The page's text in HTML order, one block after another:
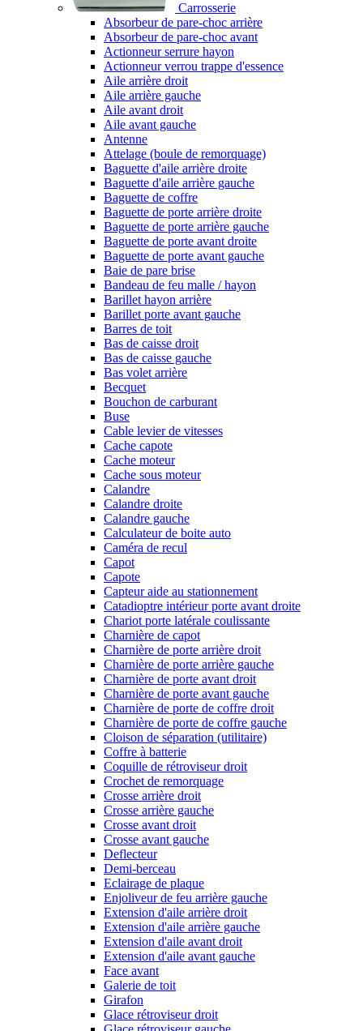
Carrosserie
Absorbeur de pare-choc arrière
Absorbeur de pare-choc avant
Actionneur serrure hayon
Actionneur verrou trappe d'essence
Aile arrière droit
Aile arrière gauche
Aile avant droit
Aile avant gauche
Antenne
Attelage (boule de remorquage)
Baguette d'aile arrière droite
Baguette d'aile arrière gauche
Baguette de coffre
Baguette de porte arrière droite
Baguette de porte arrière gauche
Baguette de porte avant droite
Baguette de porte avant gauche
Baie de pare brise
Bandeau de feu malle / hayon
Barillet hayon arrière
Barillet porte avant gauche
Barres de toit
Bas de caisse droit
Bas de caisse gauche
Bas volet arrière
Becquet
Bouchon de carburant
Buse
Cable levier de vitesses
Cache capote
Cache moteur
Cache sous moteur
Calandre
Calandre droite
Calandre gauche
Calculateur de boite auto
Caméra de recul
Capot
Capote
Capteur aide au stationnement
Catadioptre intérieur porte avant droite
Chariot porte latérale coulissante
Charnière de capot
Charnière de porte arrière droit
Charnière de porte arrière gauche
Charnière de porte avant droit
Charnière de porte avant gauche
Charnière de porte de coffre droit
Charnière de porte de coffre gauche
Cloison de séparation (utilitaire)
Coffre à batterie
Coquille de rétroviseur droit
Crochet de remorquage
Crosse arrière droit
Crosse arrière gauche
Crosse avant droit
Crosse avant gauche
Deflecteur
Demi-berceau
Eclairage de plaque
Enjoliveur de feu arrière gauche
Extension d'aile arrière droit
Extension d'aile arrière gauche
Extension d'aile avant droit
Extension d'aile avant gauche
Face avant
Galerie de toit
Girafon
Glace rétroviseur droit